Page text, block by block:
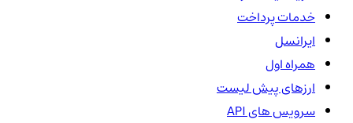
خدمات پرداخت
ایرانسل
همراه اول
ارزهای پیش لیست
سرویس های API